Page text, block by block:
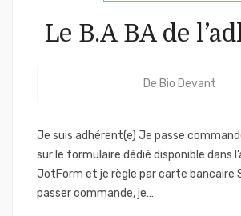
Le B.A BA de
De Bio Devant
Je suis adhérent(e) Je passe
sur le formulaire dédié disponible dans
JotForm et je règle par carte bancaire
passer commande, je…